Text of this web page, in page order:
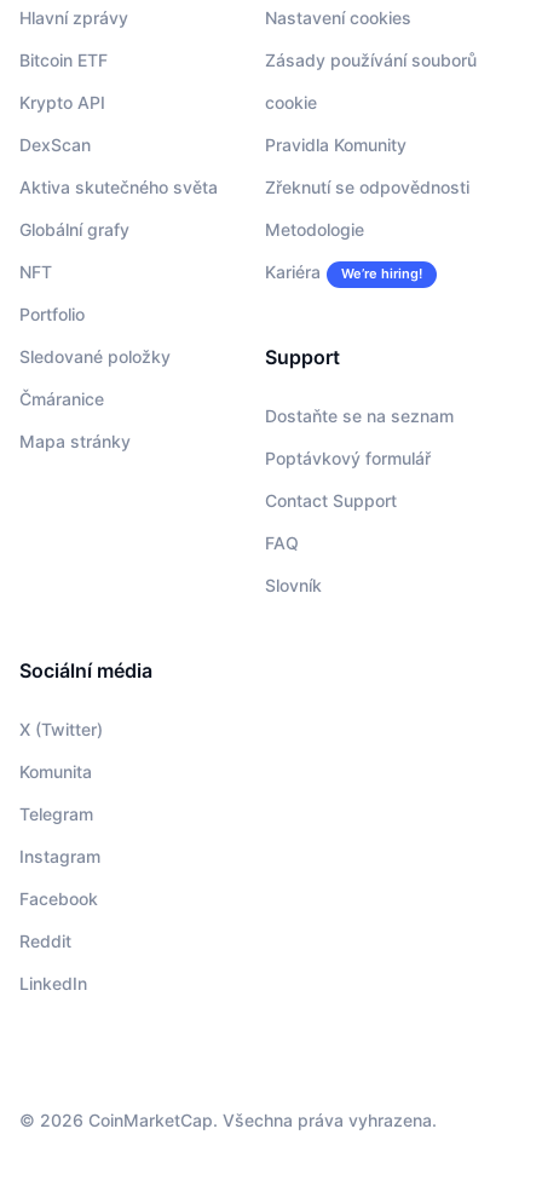
Hlavní zprávy
Bitcoin ETF
Krypto API
DexScan
Aktiva skutečného světa
Globální grafy
NFT
Portfolio
Sledované položky
Čmáranice
Mapa stránky
Nastavení cookies
Zásady používání souborů
cookie
Pravidla Komunity
Zřeknutí se odpovědnosti
Metodologie
Kariéra We’re hiring!
Support
Dostaňte se na seznam
Poptávkový formulář
Contact Support
FAQ
Slovník
Sociální média
X (Twitter)
Komunita
Telegram
Instagram
Facebook
Reddit
LinkedIn
© 2026 CoinMarketCap. Všechna práva vyhrazena.